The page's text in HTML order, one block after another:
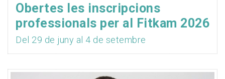
Obertes les inscripcions
professionals per al Fitkam 2026
Del 29 de juny al 4 de setembre